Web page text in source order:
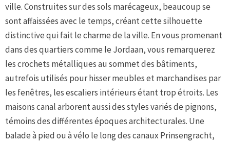
ville. Construites sur des sols marécageux, beaucoup se
sont affaissées avec le temps, créant cette silhouette
distinctive qui fait le charme de la ville. En vous promenant
dans des quartiers comme le Jordaan, vous remarquerez
les crochets métalliques au sommet des bâtiments,
autrefois utilisés pour hisser meubles et marchandises par
les fenêtres, les escaliers intérieurs étant trop étroits. Les
maisons canal arborent aussi des styles variés de pignons,
témoins des différentes époques architecturales. Une
balade à pied ou à vélo le long des canaux Prinsengracht,